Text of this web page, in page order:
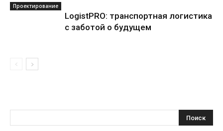
Проектирование
LogistPRO: транспортная логистика
с заботой о будущем